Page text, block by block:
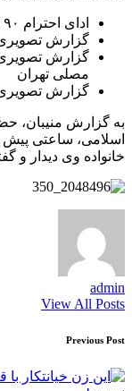
ادای احترام ۹۰ تن از مقامات کشورها به شهید رئیسی
گزارش
گزارش
مصلی تهران
گزارش
به گزارش منیبان،
اسلامی، ساعتی پیش
خانواده وی دیدار و
admin
View All Posts
Post
navigation
Previous Post